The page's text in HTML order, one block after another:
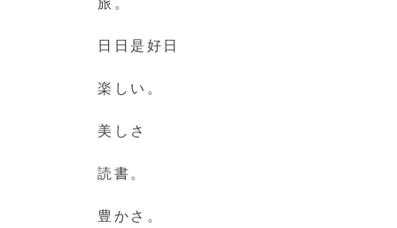
旅。
日日是好日
楽しい。
美しさ
読書。
豊かさ。